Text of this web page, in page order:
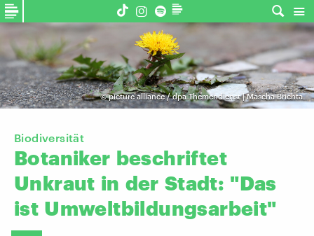
©picture alliance / dpa Themendienst | Mascha Brichta
Biodiversität
Botaniker beschriftet
Unkraut in der Stadt: "Das
ist Umweltbildungsarbeit"